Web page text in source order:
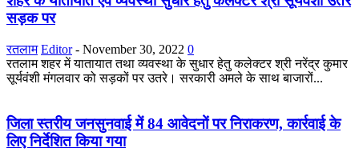
सड़क पर
रतलाम Editor - November 30, 2022 0
रतलाम शहर में यातायात तथा व्यवस्था के सुधार हेतु कलेक्टर श्री नरेंद्र कुमार
सूर्यवंशी मंगलवार को सड़कों पर उतरे। सरकारी अमले के साथ बाजारों...
जिला स्तरीय जनसुनवाई में 84 आवेदनों पर निराकरण, कार्रवाई के
लिए निर्देशित किया गया